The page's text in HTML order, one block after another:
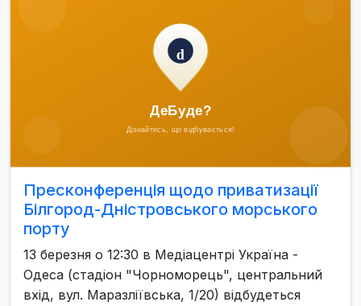
Пресконференція щодо приватизації
Білгород-Дністровського морського
порту
13 березня о 12:30 в Медіацентрі Україна -
Одеса (стадіон "Чорноморець", центральний
вхід, вул. Маразліївська, 1/20) відбудеться